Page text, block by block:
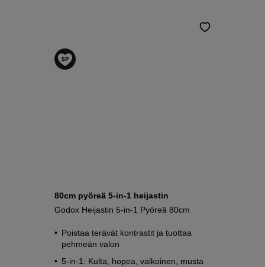
80cm pyöreä 5-in-1 heijastin
Godox Heijastin 5-in-1 Pyöreä 80cm
Poistaa terävät kontrastit ja tuottaa
pehmeän valon
5-in-1: Kulta, hopea, valkoinen, musta